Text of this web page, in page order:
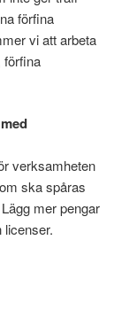
förfina
vi att arbeta
förfina
verksamheten
ska spåras
mer pengar